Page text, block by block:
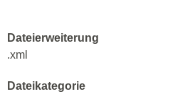
Dateierweiterung
.xml
Dateikategorie